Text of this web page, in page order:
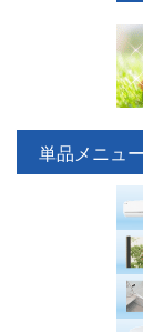
単品メニュー